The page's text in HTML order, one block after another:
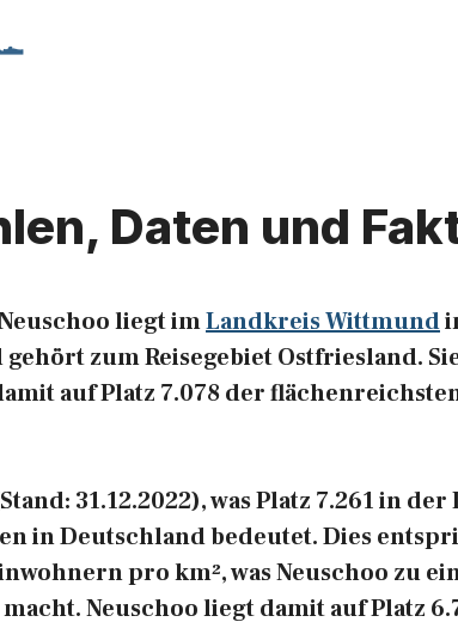
Daten und
liegt imLandkreis Wittmund
zum Reisegebiet Ostfriesland.
auf Platz 7.078 der
31.12.2022), was Platz 7.261 in
in Deutschland bedeutet. Dies
pro km², was Neuschoo zu
Neuschoo liegt damit auf Platz